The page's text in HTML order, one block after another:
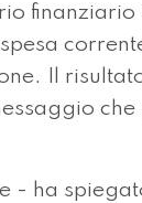
Il
- ha